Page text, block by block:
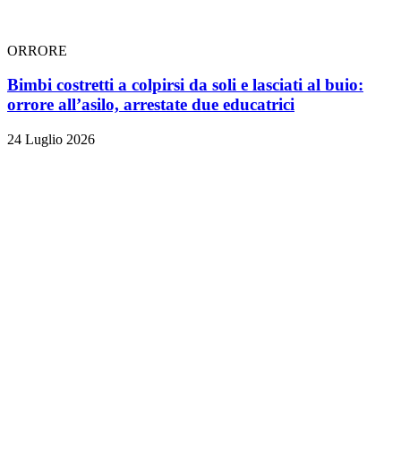
ORRORE
Bimbi costretti a colpirsi da soli e lasciati al buio:
orrore all’asilo, arrestate due educatrici
24 Luglio 2026